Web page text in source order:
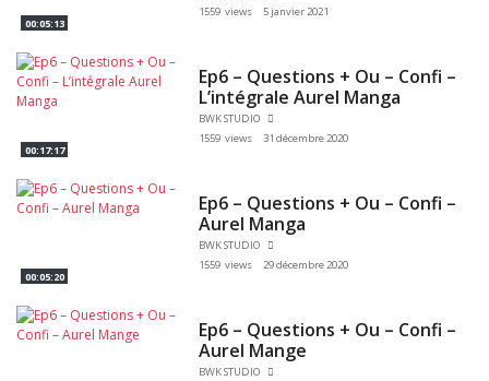
00:05:13
1559 views
5 janvier 2021
00:17:17
Ep6 – Questions + Ou – Confi –
L’intégrale Aurel Manga
BWK STUDIO
1559 views
31 décembre 2020
00:05:20
Ep6 – Questions + Ou – Confi –
Aurel Manga
BWK STUDIO
1559 views
29 décembre 2020
Ep6 – Questions + Ou – Confi –
Aurel Mange
BWK STUDIO